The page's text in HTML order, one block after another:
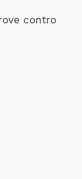
contro